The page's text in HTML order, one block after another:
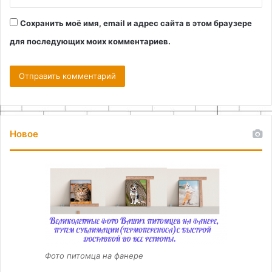
Сохранить моё имя, email и адрес сайта в этом браузере
для последующих моих комментариев.
Новое
Фото питомца на фанере